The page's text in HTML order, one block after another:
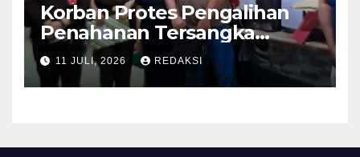
Korban Protes Pengalihan
Penahanan Tersangka
Pemalsuan Merek Skincare,
Kasi Penkum Kejati Jatim:
Nanti Saya Tegur Jaksanya
11 JULI, 2026 REDAKSI